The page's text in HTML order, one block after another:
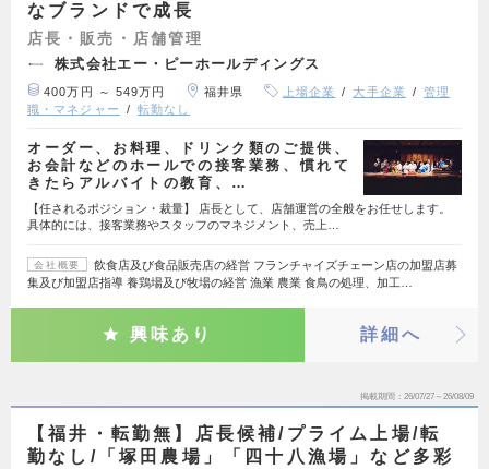
なブランドで成長
店長・販売・店舗管理
株式会社エー・ピーホールディングス
400万円 ～ 549万円 福井県 上場企業 大手企業
管理
職・マネジャー
転勤なし
オーダー、お料理、ドリンク類のご提供、
お会計などのホールでの接客業務、慣れて
きたらアルバイトの教育、…
【任されるポジション・裁量】 店長として、店舗運営の全般をお任せします。
具体的には、接客業務やスタッフのマネジメント、売上…
会社概要
飲食店及び食品販売店の経営 フランチャイズチェーン店の加盟店募
集及び加盟店指導 養鶏場及び牧場の経営 漁業 農業 食鳥の処理、加工…
興味あり 詳細へ
掲載期間 26/07/27～26/08/09
【福井・転勤無】店長候補/プライム上場/転
勤なし/「塚田農場」「四十八漁場」など多彩